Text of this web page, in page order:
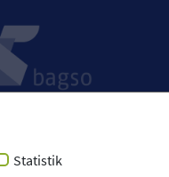
Statistik